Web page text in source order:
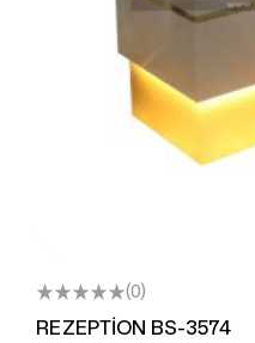
(0)
REZEPTİON BS-3574